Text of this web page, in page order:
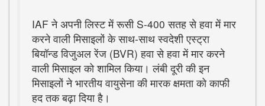
IAF ने अपनी लिस्ट में रूसी S-400 सतह से हवा में मार
करने वाली मिसाइलों के साथ-साथ स्वदेशी एस्ट्रा
बियॉन्ड विजुअल रेंज (BVR) हवा से हवा में मार करने
वाली मिसाइल को शामिल किया। लंबी दूरी की इन
मिसाइलों ने भारतीय वायुसेना की मारक क्षमता को काफी
हद तक बढ़ा दिया है।